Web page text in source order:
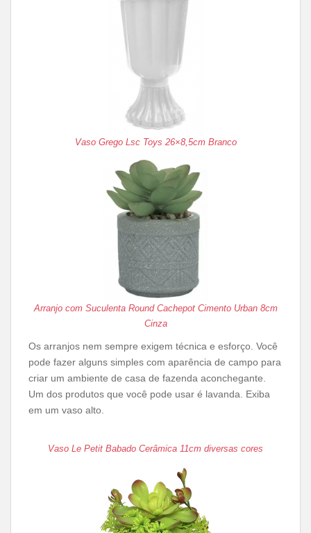
Vaso Grego Lsc Toys 26×8,5cm Branco
Arranjo com Suculenta Round Cachepot Cimento Urban 8cm
Cinza
Os arranjos nem sempre exigem técnica e esforço. Você
pode fazer alguns simples com aparência de campo para
criar um ambiente de casa de fazenda aconchegante.
Um dos produtos que você pode usar é lavanda. Exiba
em um vaso alto.
Vaso Le Petit Babado Cerâmica 11cm diversas cores